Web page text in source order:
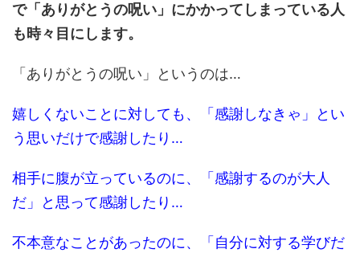
で「ありがとうの呪い」にかかってしまっている人
も時々目にします。
「ありがとうの呪い」というのは…
嬉しくないことに対しても、「感謝しなきゃ」とい
う思いだけで感謝したり…
相手に腹が立っているのに、「感謝するのが大人
だ」と思って感謝したり…
不本意なことがあったのに、「自分に対する学びだ